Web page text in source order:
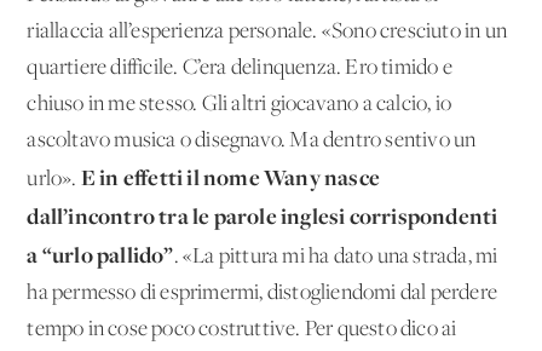
riallaccia all’esperienza personale. «Sono cresciuto in un
quartiere difficile. C’era delinquenza. Ero timido e
chiuso in me stesso. Gli altri giocavano a calcio, io
ascoltavo musica o disegnavo. Ma dentro sentivo un
urlo». E in effetti il nome Wany nasce
dall’incontro tra le parole inglesi corrispondenti
a “urlo pallido”. «La pittura mi ha dato una strada, mi
ha permesso di esprimermi, distogliendomi dal perdere
tempo in cose poco costruttive. Per questo dico ai